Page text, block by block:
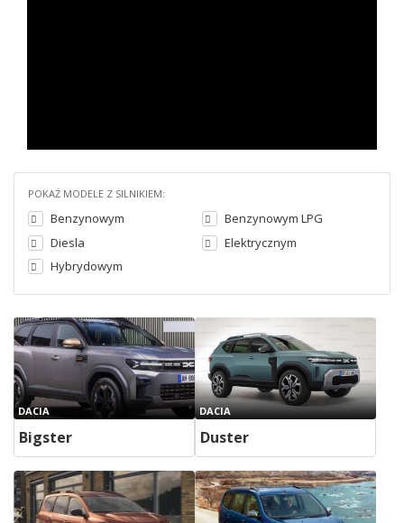
POKAŻ MODELE Z SILNIKIEM:
Benzynowym
Benzynowym LPG
Diesla
Elektrycznym
Hybrydowym
DACIA
Bigster
DACIA
Duster